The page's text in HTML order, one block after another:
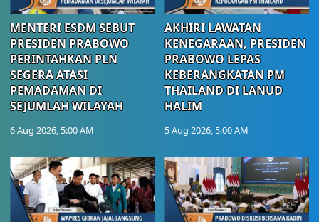
MENTERI ESDM SEBUT
PRESIDEN PRABOWO
PERINTAHKAN PLN
SEGERA ATASI
PEMADAMAN DI
SEJUMLAH WILAYAH
6 Aug 2026, 5:00 AM
AKHIRI LAWATAN
KENEGARAAN, PRESIDEN
PRABOWO LEPAS
KEBERANGKATAN PM
THAILAND DI LANUD
HALIM
5 Aug 2026, 5:00 AM